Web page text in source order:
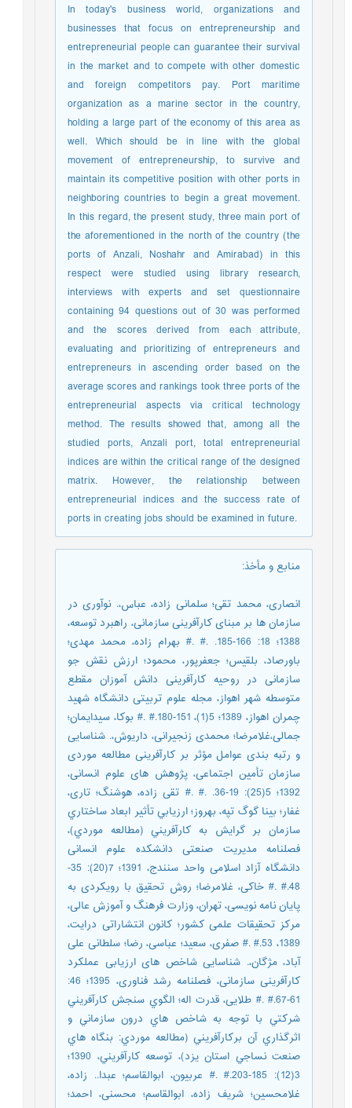
In today's business world, organizations and
businesses that focus on entrepreneurship and
entrepreneurial people can guarantee their survival
in the market and to compete with other domestic
and foreign competitors pay. Port maritime
organization as a marine sector in the country,
holding a large part of the economy of this area as
well. Which should be in line with the global
movement of entrepreneurship, to survive and
maintain its competitive position with other ports in
neighboring countries to begin a great movement.
In this regard, the present study, three main port of
the aforementioned in the north of the country (the
ports of Anzali, Noshahr and Amirabad) in this
respect were studied using library research,
interviews with experts and set questionnaire
containing 94 questions out of 30 was performed
and the scores derived from each attribute,
evaluating and prioritizing of entrepreneurs and
entrepreneurs in ascending order based on the
average scores and rankings took three ports of the
entrepreneurial aspects via critical technology
method. The results showed that, among all the
studied ports, Anzali port, total entrepreneurial
indices are within the critical range of the designed
matrix. However, the relationship between
entrepreneurial indices and the success rate of
ports in creating jobs should be examined in future.
منابع و مأخذ:
انصاری، محمد تقی؛ سلمانی زاده، عباس،. نوآوری در
سازمان ها بر مبنای کارآفرینی سازمانی، راهبرد توسعه،
1388؛ 18: 166-185. .# .# بهرام زاده، محمد مهدی؛
باورصاد، بلقیس؛ جعفرپور، محمود؛ ارزش نقش جو
سازمانی در روحیه کارآفرینی دانش آموزان مقطع
متوسطه شهر اهواز، مجله علوم تربیتی دانشگاه شهید
چمران اهواز، 1389؛ 5(1)، 151-180.# .# بوکا، سیدایمان؛
جمالی،غلامرضا؛ محمدی زنجیرانی، داریوش،. شناسایی
و رتبه بندی عوامل مؤثر بر کارآفرینی مطالعه موردی
سازمان تأمین اجتماعی، پژوهش های علوم انسانی،
1392؛ 5(25): 19-36. .# .# تقی زاده، هوشنگ؛ تاری،
غفار؛ بینا گوگ تپه، بهروز؛ ارزيابي تأثير ابعاد ساختاري
سازمان بر گرايش به كارآفريني (مطالعه موردي)،
فصلنامه مدیریت صنعتی دانشکده علوم انسانی
دانشگاه آزاد اسلامی واحد سنندج، 1391؛ 7(20): 35-
48.# .# خاکی، غلامرضا؛ روش تحقیق با رویکردی به
پایان نامه نویسی، تهران، وزارت فرهنگ و آموزش عالی،
مرکز تحقیقات علمی کشور؛ کانون انتشاراتی درایت،
1389، 53.# .# صفری، سعید؛ عباسی، رضا؛ سلطانی علی
آباد، مژگان،. شناسایی شاخص های ارزیابی عملکرد
کارآفرینی سازمانی، فصلنامه رشد فناوری، 1395؛ 46:
61-67.# .# طلایی، قدرت اله؛ الگوي سنجش كارآفريني
شركتي با توجه به شاخص هاي درون سازماني و
اثرگذاري آن بركارآفريني (مطالعه موردي: بنگاه هاي
صنعت نساجي استان يزد)، توسعه كارآفريني، 1390؛
3(12): 185-203.# .# عربیون، ابوالقاسم؛ عبدا.. زاده،
غلامحسین؛ شریف زاده، ابوالقاسم؛ محسنی، احمد؛